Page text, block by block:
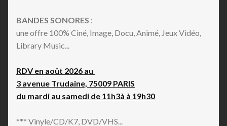
BANDES SONORES :
une offre 100% Ciné, Image, Docu, Animé, Jeux Vidéo,
Library Music...
RDV en août 2026 au
3 avenue Trudaine, 75009 PARIS
du mardi au samedi de 11h3à à 19h30
*** Vinyle/CD/K7, DVD/VHS...